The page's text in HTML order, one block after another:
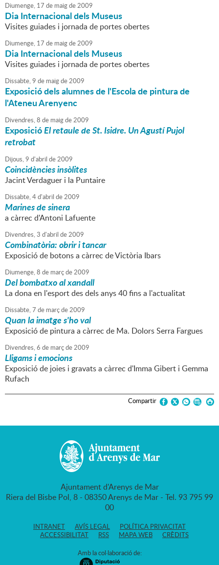
Diumenge, 17 de maigde2009
Dia Internacional dels Museus
Visites guiades i jornada de portes obertes
Diumenge, 17 de maigde2009
Dia Internacional dels Museus
Visites guiades i jornada de portes obertes
Dissabte,9 de maigde2009
Exposició dels alumnes de l'Escola de pintura de
l'Ateneu Arenyenc
Divendres,8 de maigde2009
ExposicióEl retaule de St. Isidre. Un Agustí Pujol
retrobat
Dijous,9 d'abril de2009
Coincidències insòlites
Jacint Verdaguer i la Puntaire
Dissabte,4d'abril de2009
Marines de sinera
a càrrec d'Antoni Lafuente
Divendres,3 d'abril de2009
Combinatòria: obrir i tancar
Exposició de botons a càrrec de Victòria Ibars
Diumenge,8 de marçde2009
Del bombatxo al xandall
La dona en l'esport des dels anys 40 fins a l'actualitat
Dissabte,7 de marçde2009
Quan la imatge s'ho val
Exposició de pintura a càrrec de Ma. Dolors Serra Fargues
Divendres,6 de marçde2009
Lligams i emocions
Exposició de joies i gravats a càrrec d'Imma Gibert i Gemma
Rufach
Compartir
Ajuntament d'Arenys de Mar
Riera del Bisbe Pol, 8 - 08350 Arenys de Mar - Tel. 93 795 99
00
INTRANET AVÍS LEGAL
POLÍTICA PRIVACITAT
ACCESSIBILITAT
RSS MAPA WEB CRÈDITS
Amb la col·laboració de: